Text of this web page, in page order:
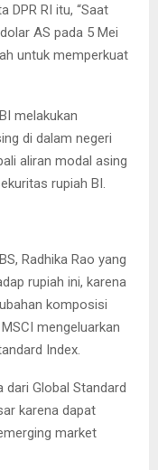
DPR RI itu, “Saat
AS pada 5 Mei
untuk memperkuat
melakukan
di dalam negeri
aliran modal asing
rupiah BI.
Radhika Rao yang
rupiah ini, karena
komposisi
mengeluarkan
Index.
Global Standard
karena dapat
market